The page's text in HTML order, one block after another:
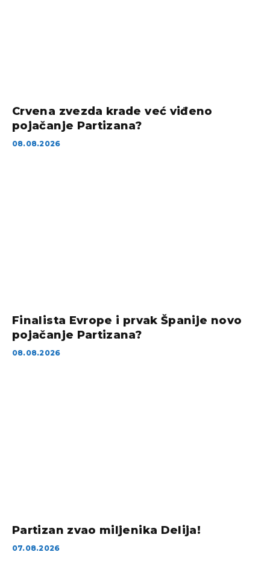
Crvena zvezda krade već viđeno
pojačanje Partizana?
08.08.2026
Finalista Evrope i prvak Španije novo
pojačanje Partizana?
08.08.2026
Partizan zvao miljenika Delija!
07.08.2026